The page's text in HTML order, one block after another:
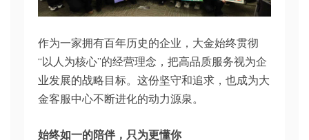
作为一家拥有百年历史的企业，大金始终贯彻
“以人为核心”的经营理念，把高品质服务视为企
业发展的战略目标。这份坚守和追求，也成为大
金客服中心不断进化的动力源泉。
始终如一的陪伴，只为更懂你